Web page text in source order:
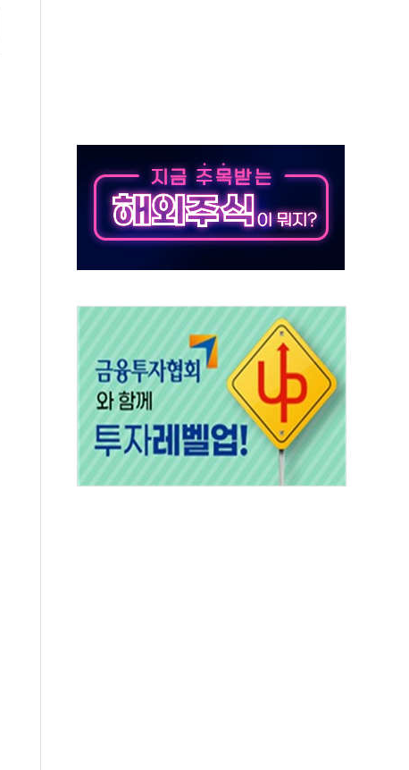
위 상승으로 피서객 7명 고립…전원 구조
별 멍' 운영…페르세우스 유성우 관측
숨져…온열질환 여부 조사
시험 오전 집중 편성…체감온도 38도 넘으면 중단
시간당 20~30mm 강한 비...가뭄 해소될 듯
속…내륙 곳곳 소나기
검토, 민주당 스스로 원칙 뒤집는 것"
청주·진천 35도, 곳곳 소나기